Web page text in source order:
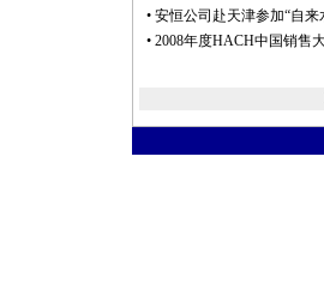
• 安恒公司赴天津参加“自
• 2008年度HACH中国销售